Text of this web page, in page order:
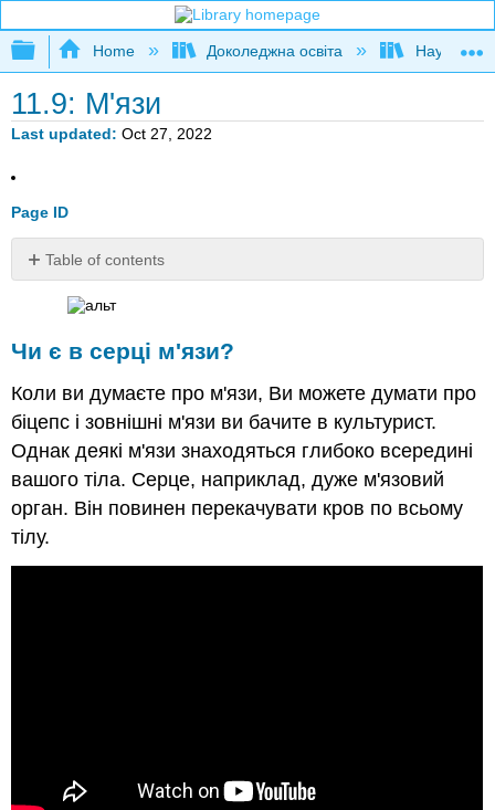
Expand/collapse global hierarchy
Home Доколеджна освіта Наука і
11.9: М'язи
Last updated Oct 27, 2022
Page ID
Table of contents
серці
види
м'язів
Резюме
Чи є в серці м'язи?
Коли ви думаєте про м'язи, Ви можете думати про
біцепс і зовнішні м'язи ви бачите в культурист.
Однак деякі м'язи знаходяться глибоко всередині
вашого тіла. Серце, наприклад, дуже м'язовий
орган. Він повинен перекачувати кров по всьому
тілу.